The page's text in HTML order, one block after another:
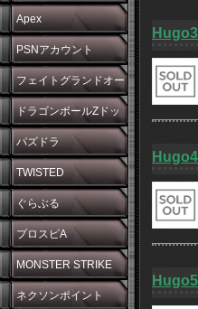
Apex
PSNアカウント
フェイトグランドオー
ダー
ドラゴンボールZドッ
カンバトル
パズドラ
TWISTED
WONDERLAND
ぐらぶる
プロスピA
MONSTER STRIKE
ネクソンポイント